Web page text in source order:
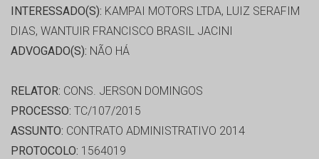
INTERESSADO(S): KAMPAI MOTORS LTDA, LUIZ SERAFIM
DIAS, WANTUIR FRANCISCO BRASIL JACINI
ADVOGADO(S): NÃO HÁ
RELATOR: CONS. JERSON DOMINGOS
PROCESSO: TC/107/2015
ASSUNTO: CONTRATO ADMINISTRATIVO 2014
PROTOCOLO: 1564019